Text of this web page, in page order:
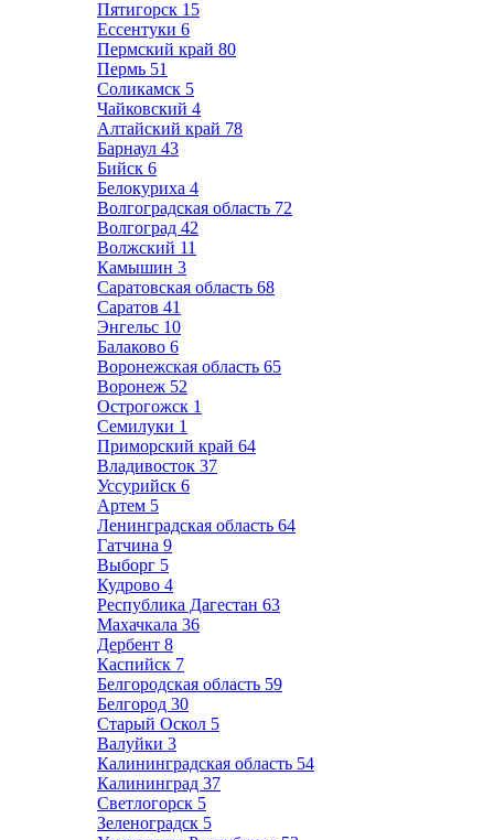
Пятигорск 15
Ессентуки 6
Пермский край 80
Пермь 51
Соликамск 5
Чайковский 4
Алтайский край 78
Барнаул 43
Бийск 6
Белокуриха 4
Волгоградская область 72
Волгоград 42
Волжский 11
Камышин 3
Саратовская область 68
Саратов 41
Энгельс 10
Балаково 6
Воронежская область 65
Воронеж 52
Острогожск 1
Семилуки 1
Приморский край 64
Владивосток 37
Уссурийск 6
Артем 5
Ленинградская область 64
Гатчина 9
Выборг 5
Кудрово 4
Республика Дагестан 63
Махачкала 36
Дербент 8
Каспийск 7
Белгородская область 59
Белгород 30
Старый Оскол 5
Валуйки 3
Калининградская область 54
Калининград 37
Светлогорск 5
Зеленоградск 5